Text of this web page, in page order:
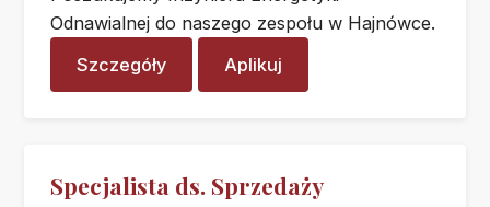
Odnawialnej do naszego zespołu w Hajnówce.
Szczegóły
Aplikuj
Specjalista ds. Sprzedaży